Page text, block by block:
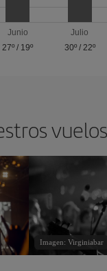
Junio
27º / 19º
Julio
30º/ 22º
Imagen: Virginiabar